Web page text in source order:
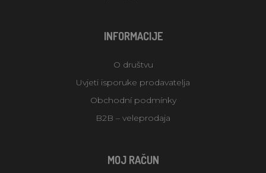
INFORMACIJE
O društvu
Uvjeti isporuke prodavatelja
Obchodní podmínky
B2B – veleprodaja
MOJ RAČUN